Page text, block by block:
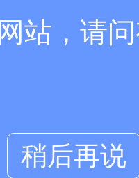
站，请
稍后再说